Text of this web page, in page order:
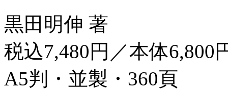
黒田明伸 著
税込7,480円／本体6,800
A5判・並製・360頁